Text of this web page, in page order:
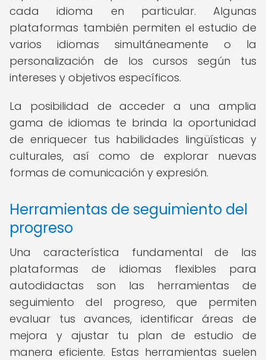
cada idioma en particular. Algunas
plataformas también permiten el estudio de
varios idiomas simultáneamente o la
personalización de los cursos según tus
intereses y objetivos específicos.
La posibilidad de acceder a una amplia
gama de idiomas te brinda la oportunidad
de enriquecer tus habilidades lingüísticas y
culturales, así como de explorar nuevas
formas de comunicación y expresión.
Herramientas de seguimiento del
progreso
Una característica fundamental de las
plataformas de idiomas flexibles para
autodidactas son las herramientas de
seguimiento del progreso, que permiten
evaluar tus avances, identificar áreas de
mejora y ajustar tu plan de estudio de
manera eficiente. Estas herramientas suelen